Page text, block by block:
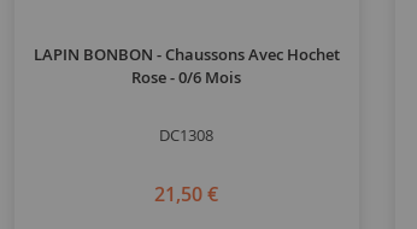
LAPIN BONBON - Chaussons Avec Hochet
Rose - 0/6 Mois
DC1308
21,50 €